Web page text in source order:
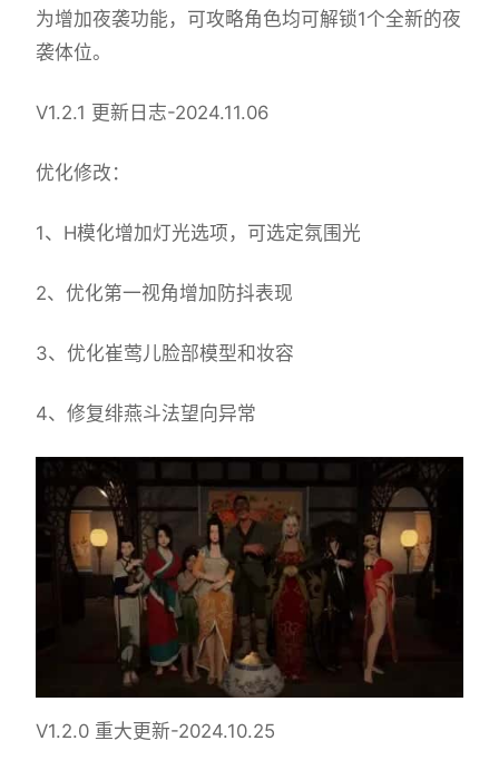
为增加夜袭功能，可攻略角色均可解锁1个全新的夜
袭体位。
V1.2.1 更新日志-2024.11.06
优化修改：
1、H模化增加灯光选项，可选定氛围光
2、优化第一视角增加防抖表现
3、优化崔莺儿脸部模型和妆容
4、修复绯燕斗法望向异常
V1.2.0 重大更新-2024.10.25